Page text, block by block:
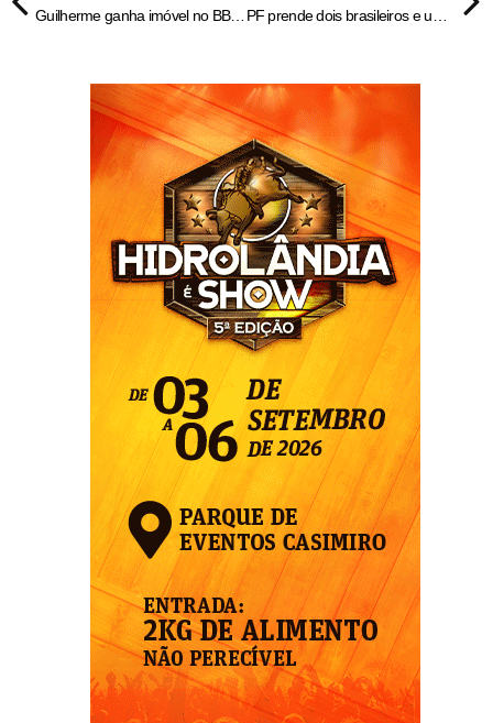
Guilherme ganha imóvel no BBB25, e Delma reage: “Pode me dar um neto“ PF prende dois brasileiros e um chinês por contrabando de tubarões no ES